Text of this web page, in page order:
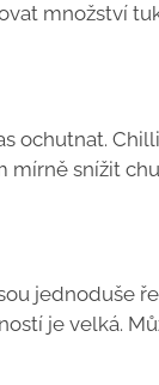
množství
ochutnat.
mírně snížit
jednoduše
je velká.